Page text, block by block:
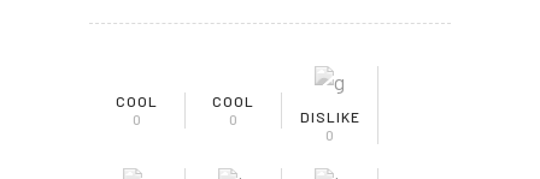
COOL
0
COOL
0
DISLIKE
0